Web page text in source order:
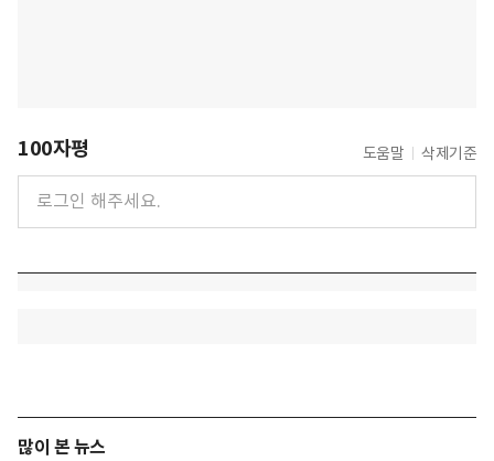
100자평 도움말 삭제기준
많이 본 뉴스